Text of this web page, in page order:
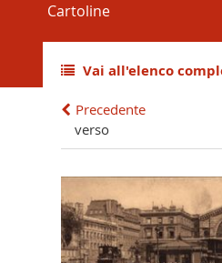
Cartoline
Vai all'elenco
Precedente
verso